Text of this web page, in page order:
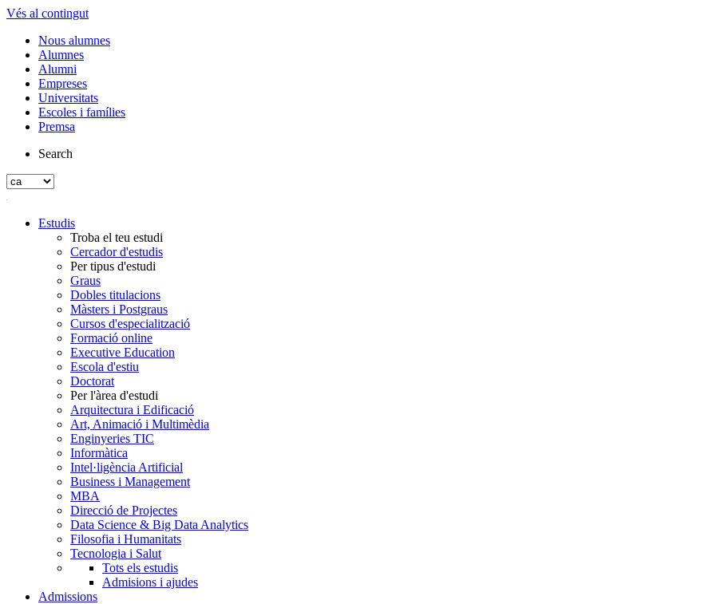
Vés al contingut
Nous alumnes
Alumnes
Alumni
Empreses
Universitats
Escoles i famílies
Premsa
Search
Estudis
Troba el teu estudi
Cercador d'estudis
Per tipus d'estudi
Graus
Dobles titulacions
Màsters i Postgraus
Cursos d'especialització
Formació online
Executive Education
Escola d'estiu
Doctorat
Per l'àrea d'estudi
Arquitectura i Edificació
Art, Animació i Multimèdia
Enginyeries TIC
Informàtica
Intel·ligència Artificial
Business i Management
MBA
Direcció de Projectes
Data Science & Big Data Analytics
Filosofia i Humanitats
Tecnologia i Salut
Tots els estudis
Admisions i ajudes
Admissions